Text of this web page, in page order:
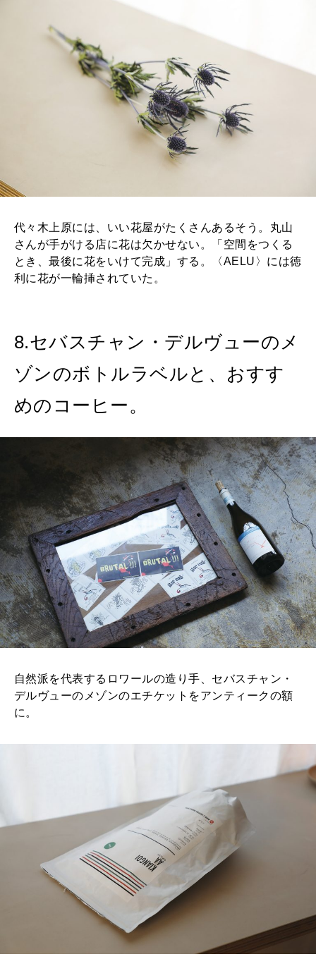
代々木上原には、いい花屋がたくさんあるそう。丸山
さんが手がける店に花は欠かせない。「空間をつくる
とき、最後に花をいけて完成」する。〈AELU〉には徳
利に花が一輪挿されていた。
8.セバスチャン・デルヴューのメ
ゾンのボトルラベルと、おすす
めのコーヒー。
自然派を代表するロワールの造り手、セバスチャン・
デルヴューのメゾンのエチケットをアンティークの額
に。